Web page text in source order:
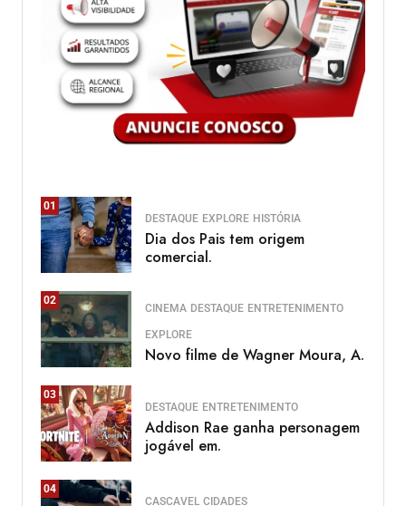
01
DESTAQUE EXPLORE HISTÓRIA
Dia dos Pais tem origem
comercial.
02
CINEMA DESTAQUE ENTRETENIMENTO
EXPLORE
Novo filme de Wagner Moura, A.
03
DESTAQUE ENTRETENIMENTO
Addison Rae ganha personagem
jogável em.
04
CASCAVEL CIDADES